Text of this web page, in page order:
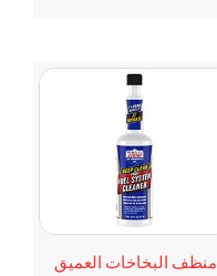
منظف البخاخات العميق